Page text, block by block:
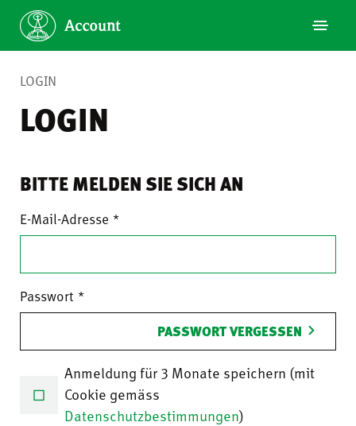
LOGIN
LOGIN
BITTE MELDEN SIE SICH AN
E-Mail-Adresse
Passwort
PASSWORT VERGESSEN
Anmeldung für 3 Monate speichern (mit
Cookie gemäss
Datenschutzbestimmungen)